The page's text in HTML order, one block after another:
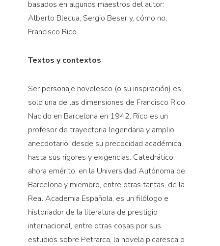
basados en algunos maestros del autor:
Alberto Blecua, Sergio Beser y, cómo no,
Francisco Rico.
Textos y contextos
Ser personaje novelesco (o su inspiración) es
solo una de las dimensiones de Francisco Rico.
Nacido en Barcelona en 1942, Rico es un
profesor de trayectoria legendaria y amplio
anecdotario: desde su precocidad académica
hasta sus rigores y exigencias. Catedrático,
ahora emérito, en la Universidad Autónoma de
Barcelona y miembro, entre otras tantas, de la
Real Academia Española, es un filólogo e
historiador de la literatura de prestigio
internacional, entre otras cosas por sus
estudios sobre Petrarca, la novela picaresca o